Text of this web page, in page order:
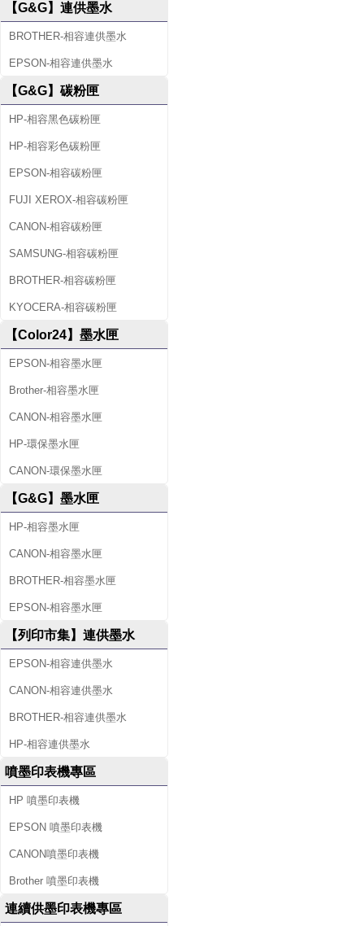
【G&G】連供墨水
BROTHER-相容連供墨水
EPSON-相容連供墨水
【G&G】碳粉匣
HP-相容黑色碳粉匣
HP-相容彩色碳粉匣
EPSON-相容碳粉匣
FUJI XEROX-相容碳粉匣
CANON-相容碳粉匣
SAMSUNG-相容碳粉匣
BROTHER-相容碳粉匣
KYOCERA-相容碳粉匣
【Color24】墨水匣
EPSON-相容墨水匣
Brother-相容墨水匣
CANON-相容墨水匣
HP-環保墨水匣
CANON-環保墨水匣
【G&G】墨水匣
HP-相容墨水匣
CANON-相容墨水匣
BROTHER-相容墨水匣
EPSON-相容墨水匣
【列印市集】連供墨水
EPSON-相容連供墨水
CANON-相容連供墨水
BROTHER-相容連供墨水
HP-相容連供墨水
噴墨印表機專區
HP 噴墨印表機
EPSON 噴墨印表機
CANON噴墨印表機
Brother 噴墨印表機
連續供墨印表機專區